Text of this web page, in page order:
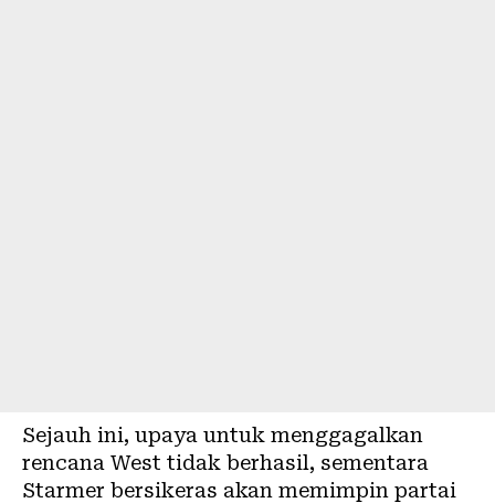
Sejauh ini, upaya untuk menggagalkan
rencana West tidak berhasil, sementara
Starmer bersikeras akan memimpin partai